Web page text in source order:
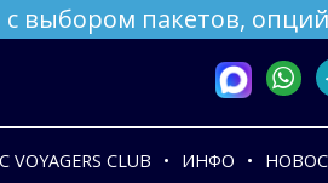
с выбором пакетов,
VOYAGERS CLUB ИНФО